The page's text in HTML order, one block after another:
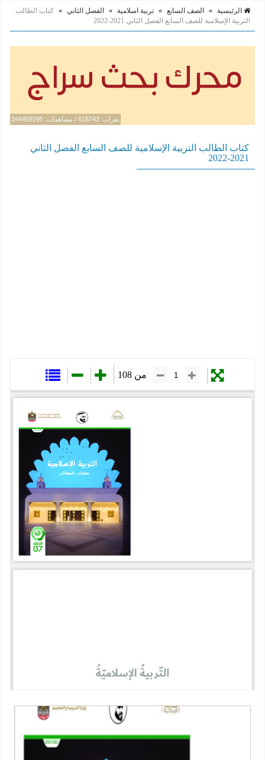
الرئيسية » الصف السابع » تربية اسلامية » الفصل الثاني » كتاب الطالب
التربية الإسلامية للصف السابع الفصل الثاني 2021-2022
نقرات: 616743 / مشاهدات: 344459295
كتاب الطالب التربية الإسلامية للصف السابع الفصل الثاني
2021-2022